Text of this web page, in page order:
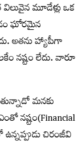
మూడేళ్లు ఒక
ఘోరమైన
అతను హ్యాపీగా
నష్టం లేదు. వారూ
మనకు
నష్టం(Financial
చిరంజీవి